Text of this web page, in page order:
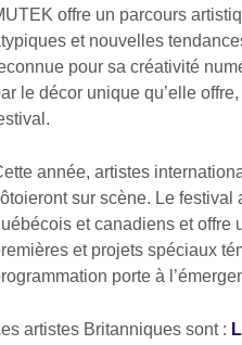
offre un parcours
et nouvelles
pour sa créativité
le décor unique qu’elle
année, artistes
sur scène. Le
et canadiens et offre
et projets spéciaux
porte à
artistes Britanniques sont :